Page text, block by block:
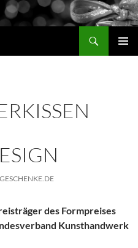
des Formpreises
Kunsthandwerk